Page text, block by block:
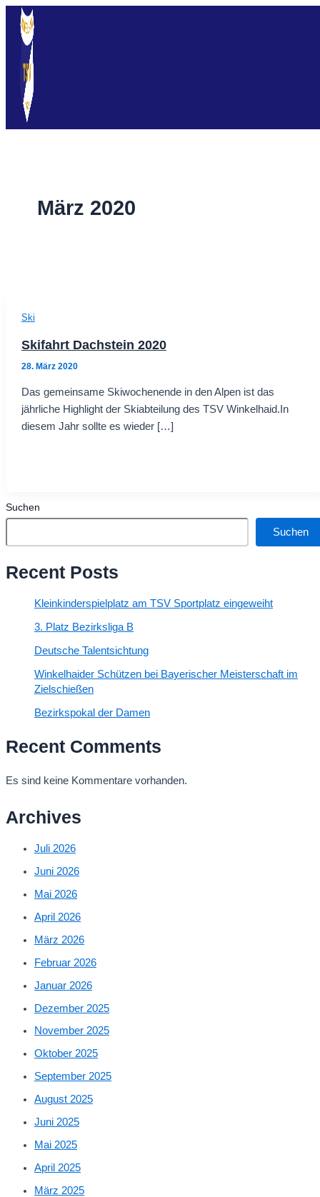
Zum
Inhalt
springen
März 2020
Ski
Skifahrt Dachstein 2020
28. März 2020
Das gemeinsame Skiwochenende in den Alpen ist das
jährliche Highlight der Skiabteilung des TSV Winkelhaid.In
diesem Jahr sollte es wieder […]
Suchen
Suchen
Recent Posts
Kleinkinderspielplatz am TSV Sportplatz eingeweiht
3. Platz Bezirksliga B
Deutsche Talentsichtung
Winkelhaider Schützen bei Bayerischer Meisterschaft im
Zielschießen
Bezirkspokal der Damen
Recent Comments
Es sind keine Kommentare vorhanden.
Archives
Juli 2026
Juni 2026
Mai 2026
April 2026
März 2026
Februar 2026
Januar 2026
Dezember 2025
November 2025
Oktober 2025
September 2025
August 2025
Juni 2025
Mai 2025
April 2025
März 2025